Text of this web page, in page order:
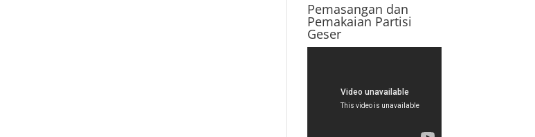
Pemasangan dan
Pemakaian Partisi
Geser